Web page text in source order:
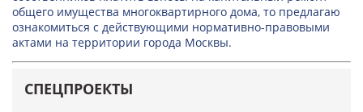
общего имущества многоквартирного дома, то предлагаю
ознакомиться с действующими нормативно-правовыми
актами на территории города Москвы.
СПЕЦПРОЕКТЫ